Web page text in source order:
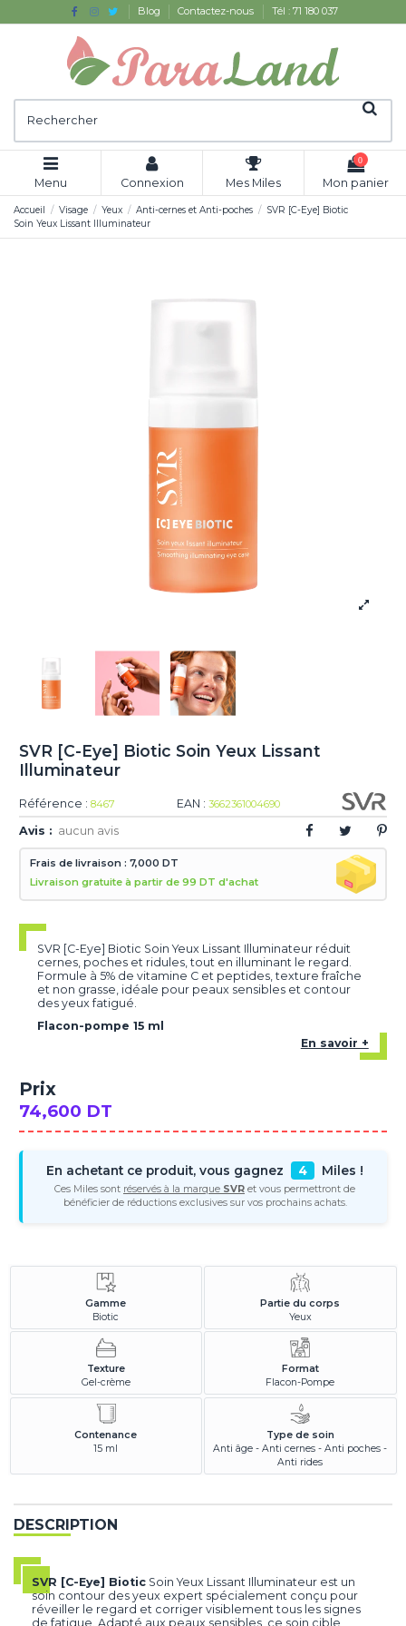
Blog Contactez-nous Tél : 71 180 037
Menu Connexion Mes Miles
0
Mon panier
Accueil Visage Yeux Anti-cernes et Anti-poches
SVR [C-Eye] Biotic
Soin Yeux Lissant Illuminateur
SVR [C-Eye] Biotic Soin Yeux Lissant
Illuminateur
Référence : 8467 EAN : 3662361004690
Avis : aucun avis
Frais de livraison : 7,000 DT
Livraison gratuite à partir de 99 DT d'achat
SVR [C-Eye] Biotic Soin Yeux Lissant Illuminateur réduit
cernes, poches et ridules, tout en illuminant le regard.
Formule à 5% de vitamine C et peptides, texture fraîche
et non grasse, idéale pour peaux sensibles et contour
des yeux fatigué.
Flacon-pompe 15 ml
En savoir +
Prix
74,600 DT
En achetant ce produit, vous gagnez 4 Miles !
Ces Miles sont réservés à la marque SVR et vous permettront de
bénéficier de réductions exclusives sur vos prochains achats.
Gamme
Biotic
Partie du corps
Yeux
Texture
Gel-crème
Format
Flacon-Pompe
Contenance
15 ml
Type de soin
Anti âge - Anti cernes - Anti poches -
Anti rides
DESCRIPTION
SVR [C-Eye] Biotic Soin Yeux Lissant Illuminateur est un
soin contour des yeux expert spécialement conçu pour
réveiller le regard et corriger visiblement tous les signes
de fatigue. Adapté aux peaux sensibles, ce soin cible